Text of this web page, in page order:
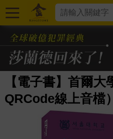
【電子書】首爾
QRCode線上音檔）